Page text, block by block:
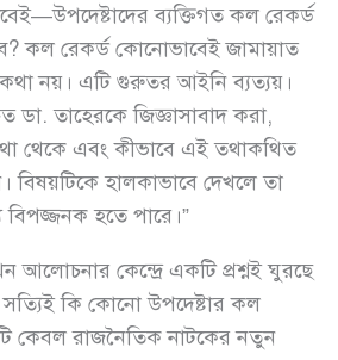
ব্যক্তিগত কল রেকর্ড
কল রেকর্ড কোনোভাবেই জামায়াত
কথা নয়। এটি গুরুতর আইনি ব্যত্যয়।
তাহেরকে জিজ্ঞাসাবাদ করা,
থেকে এবং কীভাবে এই তথাকথিত
বিষয়টিকে হালকাভাবে দেখলে তা
বিপজ্জনক হতে পারে।”
কেন্দ্রে একটি প্রশ্নই ঘুরছে
কি কোনো উপদেষ্টার কল
কেবল রাজনৈতিক নাটকের নতুন